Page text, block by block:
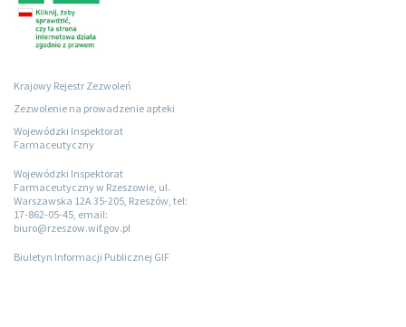
Krajowy Rejestr Zezwoleń
Zezwolenie na prowadzenie apteki
Wojewódzki Inspektorat
Farmaceutyczny
Wojewódzki Inspektorat
Farmaceutyczny w Rzeszowie, ul.
Warszawska 12A 35-205, Rzeszów, tel:
17-862-05-45, email:
biuro@rzeszow.wif.gov.pl
Biuletyn Informacji Publicznej GIF